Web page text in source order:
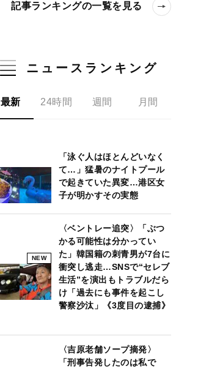
記事ランキングの一覧を見る
ニュースランキング
最新 24時間 週間 月間
「泳ぐ人はほとんどいなく
て…」猛暑のナイトプール
で起きていた異変…港区女
子が明かすその実態
NEW
〈ベントレー追突〉「ぶつ
かる可能性は分かってい
た」韓国籍の刺青男が7台に
衝突し逃走…SNSで“セレブ
生活”を演出もトラブルだら
け「過去にも事件を起こし
警察沙汰」《3度目の逮捕》
〈吉原老舗ソープ摘発〉
「刑事告発したのは私で